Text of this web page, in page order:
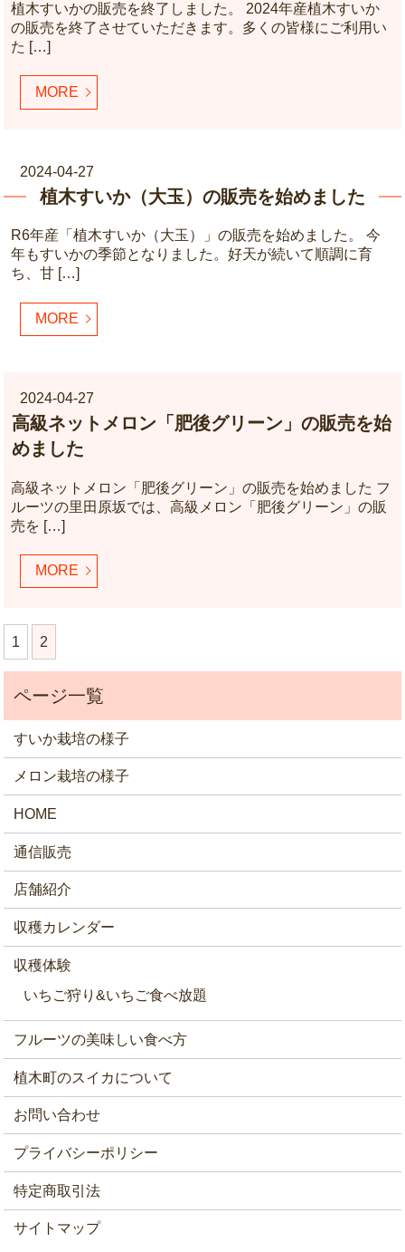
植木すいかの販売を終了しました。 2024年産植木すいか
の販売を終了させていただきます。多くの皆様にご利用い
た […]
MORE
2024-04-27
植木すいか（大玉）の販売を始めました
R6年産「植木すいか（大玉）」の販売を始めました。 今
年もすいかの季節となりました。好天が続いて順調に育
ち、甘 […]
MORE
2024-04-27
高級ネットメロン「肥後グリーン」の販売を始
めました
高級ネットメロン「肥後グリーン」の販売を始めました フ
ルーツの里田原坂では、高級メロン「肥後グリーン」の販
売を […]
MORE
1 2
すいか栽培の様子
メロン栽培の様子
HOME
通信販売
店舗紹介
収穫カレンダー
収穫体験
いちご狩り&いちご食べ放題
フルーツの美味しい食べ方
植木町のスイカについて
お問い合わせ
プライバシーポリシー
特定商取引法
サイトマップ